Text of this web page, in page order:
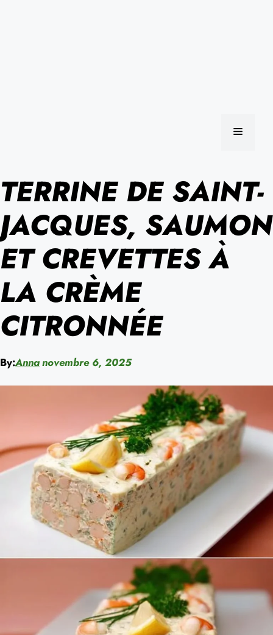
MENU
TERRINE DE SAINT-
JACQUES, SAUMON
ET CREVETTES À
LA CRÈME
CITRONNÉE
By:Annanovembre 6, 2025